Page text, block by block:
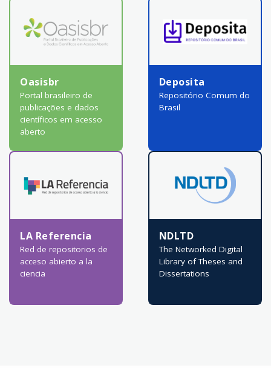
Oasisbr
Portal brasileiro de
publicações e dados
científicos em acesso
aberto
Deposita
Repositório Comum do
Brasil
LA Referencia
Red de repositorios de
acceso abierto a la
ciencia
NDLTD
The Networked Digital
Library of Theses and
Dissertations